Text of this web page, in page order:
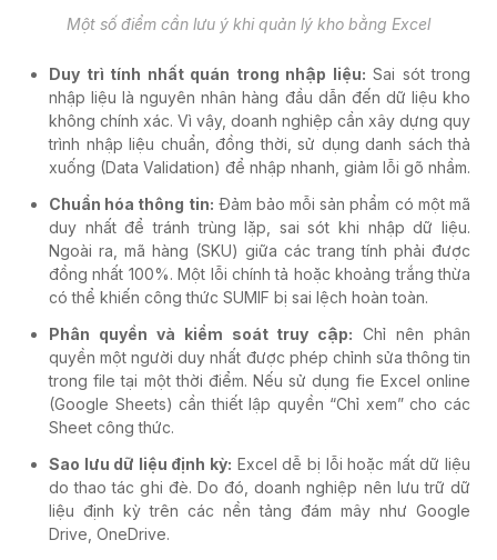
Một số điểm cần lưu ý khi quản lý kho bằng Excel
Duy trì tính nhất quán trong nhập liệu: Sai sót trong
nhập liệu là nguyên nhân hàng đầu dẫn đến dữ liệu kho
không chính xác. Vì vậy, doanh nghiệp cần xây dựng quy
trình nhập liệu chuẩn, đồng thời, sử dụng danh sách thả
xuống (Data Validation) để nhập nhanh, giảm lỗi gõ nhầm.
Chuẩn hóa thông tin: Đảm bảo mỗi sản phẩm có một mã
duy nhất để tránh trùng lặp, sai sót khi nhập dữ liệu.
Ngoài ra, mã hàng (SKU) giữa các trang tính phải được
đồng nhất 100%. Một lỗi chính tả hoặc khoảng trắng thừa
có thể khiến công thức SUMIF bị sai lệch hoàn toàn.
Phân quyền và kiểm soát truy cập: Chỉ nên phân
quyền một người duy nhất được phép chỉnh sửa thông tin
trong file tại một thời điểm. Nếu sử dụng fie Excel online
(Google Sheets) cần thiết lập quyền “Chỉ xem” cho các
Sheet công thức.
Sao lưu dữ liệu định kỳ: Excel dễ bị lỗi hoặc mất dữ liệu
do thao tác ghi đè. Do đó, doanh nghiệp nên lưu trữ dữ
liệu định kỳ trên các nền tảng đám mây như Google
Drive, OneDrive.